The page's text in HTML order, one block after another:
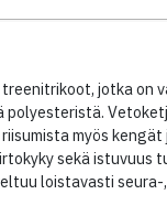
jotka on
polyesteristä.
myös kengät
sekä istuvuus
loistavasti seura-